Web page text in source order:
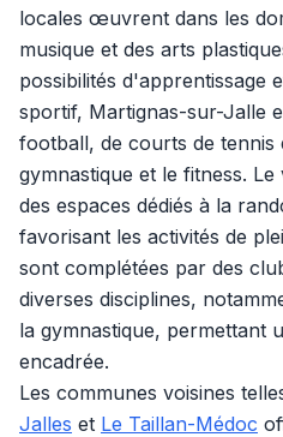
locales œuvrent dans les
musique et des arts
possibilités d'apprentissage
sportif, Martignas-sur-Jalle
football, de courts de
gymnastique et le fitness.
des espaces dédiés à la
favorisant les activités de
sont complétées par des
diverses disciplines,
la gymnastique, permettant
encadrée.
Les communes voisines
Jalles et Le Taillan-Médoc